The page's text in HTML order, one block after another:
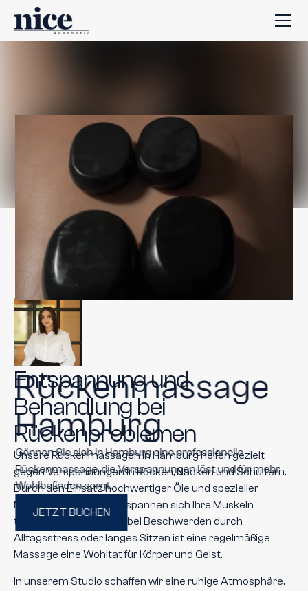
Rückenmassage
Hamburg
Gönnen Sie sich in Hamburg eine professionelle
Rückenmassage, die Verspannungen löst und für mehr
Wohlbefinden sorgt.
JETZT BUCHEN
UNSERE SPEZIALISTIN
Entspannung und
Behandlung bei
Rückenproblemen
Unsere Rückenmassagen in Hamburg helfen gezielt
gegen Verspannungen in Rücken, Nacken und Schultern.
Durch den Einsatz hochwertiger Öle und spezieller
Massagetechniken entspannen sich Ihre Muskeln
tiefgreifend. Besonders bei Beschwerden durch
Alltagsstress oder langes Sitzen ist eine regelmäßige
Massage eine Wohltat für Körper und Geist.
In unserem Studio schaffen wir eine ruhige Atmosphäre,